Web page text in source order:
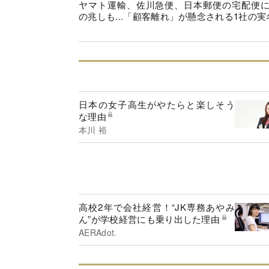
ヤマト運輸、佐川急便、日本郵便の宅配便
の兆しも...「顧客離れ」が懸念される1社の実
日本の女子高生がやたらと楽しそう
な理由
本川 裕
高校2年で会社経営！“JK専務あやみ
ん”が学校経営にも乗り出した理由
AERAdot.